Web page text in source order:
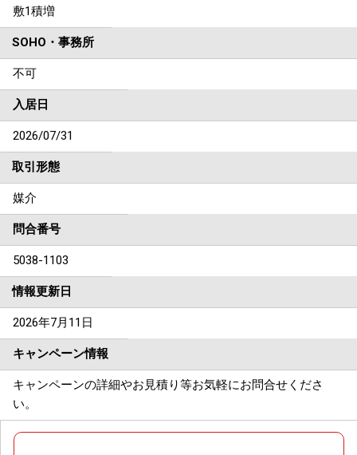
敷1積増
SOHO・事務所
不可
入居日
2026/07/31
取引形態
媒介
問合番号
5038-1103
情報更新日
2026年7月11日
キャンペーン情報
キャンペーンの詳細やお見積り等お気軽にお問合せくださ
い。